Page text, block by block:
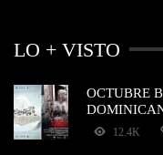
LO + VISTO
OCTUBRE
12.4K